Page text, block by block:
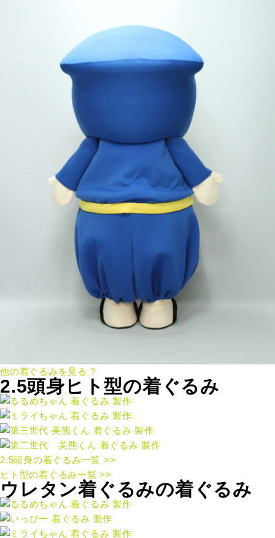
他の着ぐるみを見る ?
2.5頭身ヒト型の着ぐるみ
2.5頭身の着ぐるみ一覧 >>
ヒト型の着ぐるみ一覧 >>
ウレタン着ぐるみの着ぐるみ